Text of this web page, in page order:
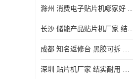
滁州 消费电子贴片机哪家好 结
长沙 储能产品贴片机厂家 结实
成都 知名返修台 黑胶可拆 对位 校正 贴放准确
深圳 贴片机厂家 结实耐用 全自动化